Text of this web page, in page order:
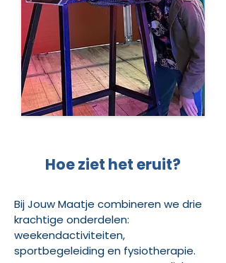
Hoe ziet het eruit?
Bij Jouw Maatje combineren we drie
krachtige onderdelen:
weekendactiviteiten,
sportbegeleiding en fysiotherapie.